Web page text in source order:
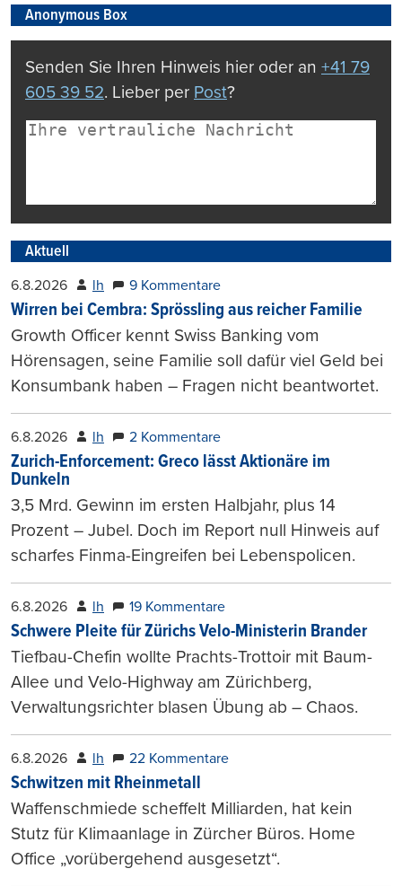
Anonymous Box
Senden Sie Ihren Hinweis hier oder an +41 79
605 39 52. Lieber per Post?
Aktuell
6.8.2026 lh 9 Kommentare
Wirren bei Cembra: Sprössling aus reicher Familie
Growth Officer kennt Swiss Banking vom
Hörensagen, seine Familie soll dafür viel Geld bei
Konsumbank haben – Fragen nicht beantwortet.
6.8.2026 lh 2 Kommentare
Zurich-Enforcement: Greco lässt Aktionäre im
Dunkeln
3,5 Mrd. Gewinn im ersten Halbjahr, plus 14
Prozent – Jubel. Doch im Report null Hinweis auf
scharfes Finma-Eingreifen bei Lebenspolicen.
6.8.2026 lh 19 Kommentare
Schwere Pleite für Zürichs Velo-Ministerin Brander
Tiefbau-Chefin wollte Prachts-Trottoir mit Baum-
Allee und Velo-Highway am Zürichberg,
Verwaltungsrichter blasen Übung ab – Chaos.
6.8.2026 lh 22 Kommentare
Schwitzen mit Rheinmetall
Waffenschmiede scheffelt Milliarden, hat kein
Stutz für Klimaanlage in Zürcher Büros. Home
Office „vorübergehend ausgesetzt“.